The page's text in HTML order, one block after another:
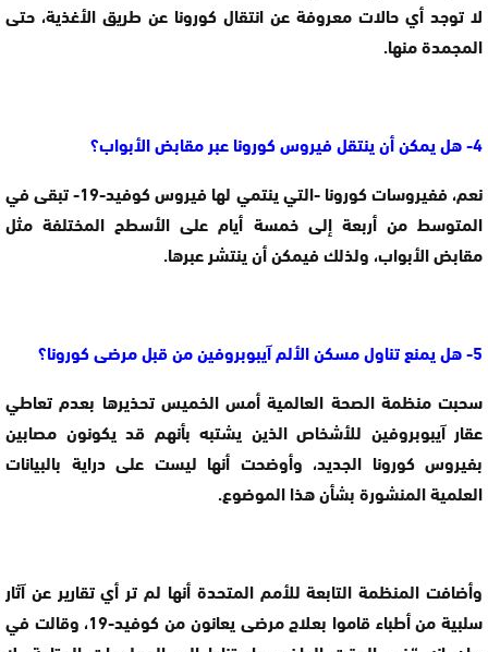
لا توجد أي حالات معروفة عن انتقال كورونا عن طريق الأغذية، حتى
المجمدة منها.
4- هل يمكن أن ينتقل فيروس كورونا عبر مقابض الأبواب؟
نعم، ففيروسات كورونا -التي ينتمي لها فيروس كوفيد-19- تبقى في
المتوسط من أربعة إلى خمسة أيام على الأسطح المختلفة مثل
مقابض الأبواب، ولذلك فيمكن أن ينتشر عبرها.
5- هل يمنع تناول مسكن الألم آيبوبروفين من قبل مرضى كورونا؟
سحبت منظمة الصحة العالمية أمس الخميس تحذيرها بعدم تعاطي
عقار آيبوبروفين للأشخاص الذين يشتبه بأنهم قد يكونون مصابين
بفيروس كورونا الجديد، وأوضحت أنها ليست على دراية بالبيانات
العلمية المنشورة بشأن هذا الموضوع.
وأضافت المنظمة التابعة للأمم المتحدة أنها لم تر أي تقارير عن آثار
سلبية من أطباء قاموا بعلاج مرضى يعانون من كوفيد-19، وقالت في